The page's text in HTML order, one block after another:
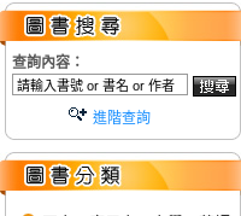
查詢內容：
進階查詢